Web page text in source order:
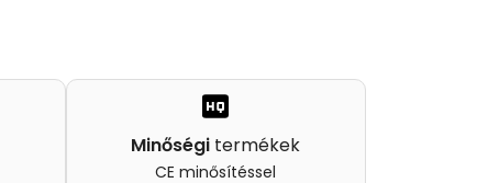
Minőségi termékek
CE minősítéssel